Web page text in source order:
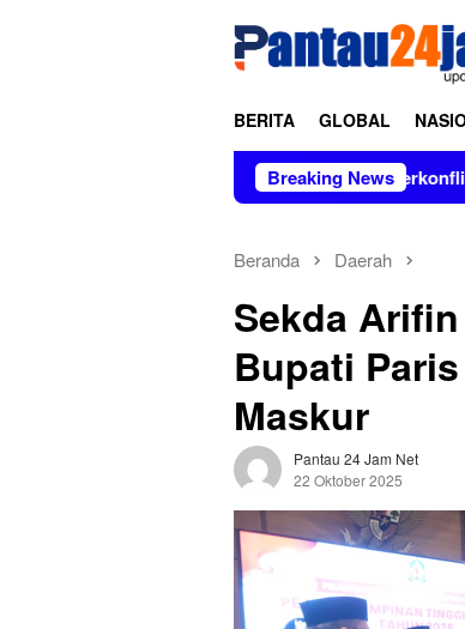
BERITA GLOBAL
Breaking News
Bersih dan Tidak Berkonflik; Prof. Dr. Hj. Andi
Beranda Daerah
Sekda
Bupati
Maskur
Pantau 24 Jam Net
22 Oktober 2025